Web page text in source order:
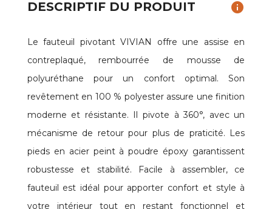
DESCRIPTIF DU PRODUIT info
Le fauteuil pivotant VIVIAN offre une assise en
contreplaqué, rembourrée de mousse de
polyuréthane pour un confort optimal. Son
revêtement en 100 % polyester assure une finition
moderne et résistante. Il pivote à 360°, avec un
mécanisme de retour pour plus de praticité. Les
pieds en acier peint à poudre époxy garantissent
robustesse et stabilité. Facile à assembler, ce
fauteuil est idéal pour apporter confort et style à
votre intérieur tout en restant fonctionnel et